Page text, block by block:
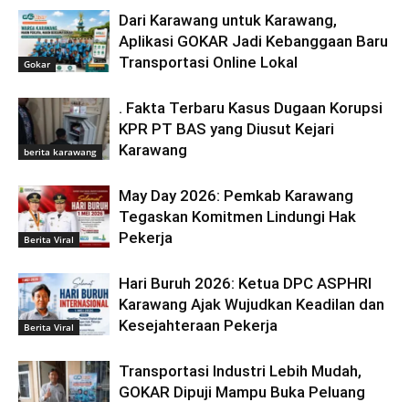
Gokar
Dari Karawang untuk Karawang,
Aplikasi GOKAR Jadi Kebanggaan Baru
Transportasi Online Lokal
berita karawang
. Fakta Terbaru Kasus Dugaan Korupsi
KPR PT BAS yang Diusut Kejari
Karawang
Berita Viral
May Day 2026: Pemkab Karawang
Tegaskan Komitmen Lindungi Hak
Pekerja
Berita Viral
Hari Buruh 2026: Ketua DPC ASPHRI
Karawang Ajak Wujudkan Keadilan dan
Kesejahteraan Pekerja
Transportasi Industri Lebih Mudah,
GOKAR Dipuji Mampu Buka Peluang